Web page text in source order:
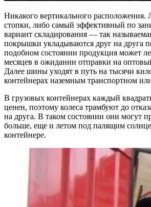
Никакого вертикального
стопки, либо самый эффективный по
вариант складирования — так
покрышки укладываются друг на друга
подобном состоянии продукция может
месяцев в ожидании отправки на
Далее шины уходят в путь на тысячи
контейнерах наземным транспортном
В грузовых контейнерах каждый
ценен, поэтому колеса трамбуют до
на друга. В таком состоянии они могут
больше, еще и летом под палящим
контейнере.